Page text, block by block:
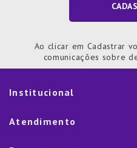
Ao clicar em Cadastrar
comunicações sobre
Institucional
História
Atendimento